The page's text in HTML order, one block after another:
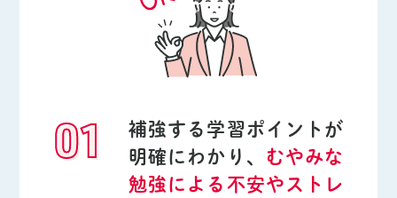
01
補強する学習ポイントが
明確にわかり、 むやみな
勉強による不安やストレ